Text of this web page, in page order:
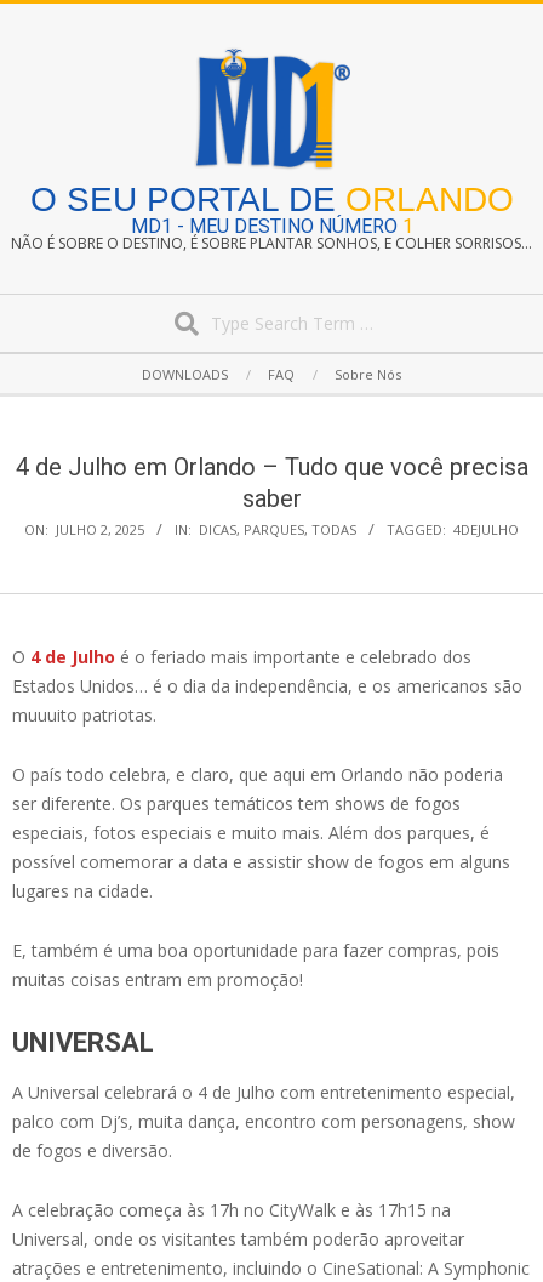
O SEU PORTAL DE ORLANDO
MD1 - MEU DESTINO NÚMERO 1
NÃO É SOBRE O DESTINO, É SOBRE PLANTAR SONHOS, E COLHER SORRISOS...
Navigation
DOWNLOADS FAQ Sobre Nós
4 de Julho em Orlando – Tudo que você precisa
saber
ON: JULHO 2, 2025 IN: DICAS, PARQUES, TODAS TAGGED: 4DEJULHO
O 4 de Julho é o feriado mais importante e celebrado dos
Estados Unidos… é o dia da independência, e os americanos são
muuuito patriotas.
O país todo celebra, e claro, que aqui em Orlando não poderia
ser diferente. Os parques temáticos tem shows de fogos
especiais, fotos especiais e muito mais. Além dos parques, é
possível comemorar a data e assistir show de fogos em alguns
lugares na cidade.
E, também é uma boa oportunidade para fazer compras, pois
muitas coisas entram em promoção!
UNIVERSAL
A Universal celebrará o 4 de Julho com entretenimento especial,
palco com Dj’s, muita dança, encontro com personagens, show
de fogos e diversão.
A celebração começa às 17h no CityWalk e às 17h15 na
Universal, onde os visitantes também poderão aproveitar
atrações e entretenimento, incluindo o CineSational: A Symphonic